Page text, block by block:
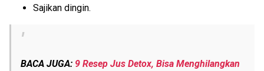
Sajikan dingin.
BACA JUGA: 9 Resep Jus Detox, Bisa Menghilangkan